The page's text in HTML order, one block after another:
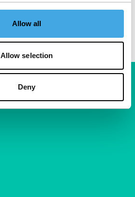
Allow all
Allow selection
Deny